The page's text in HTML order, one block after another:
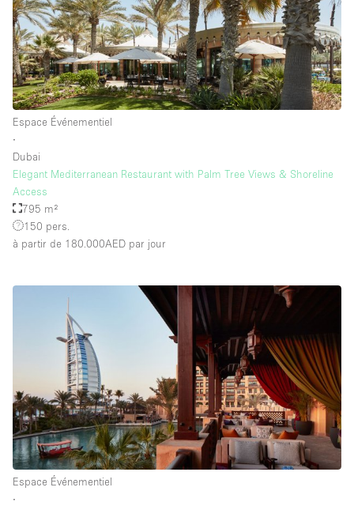
Équipement de bureau
Équipement sonore et vidéo
Étage/accès
Rooftop
Autre
Espace Événementiel
∙
Dubai
Elegant Mediterranean Restaurant with Palm Tree Views & Shoreline
Access
795 m²
150 pers.
à partir de 180.000AED par jour
Espace Événementiel
∙